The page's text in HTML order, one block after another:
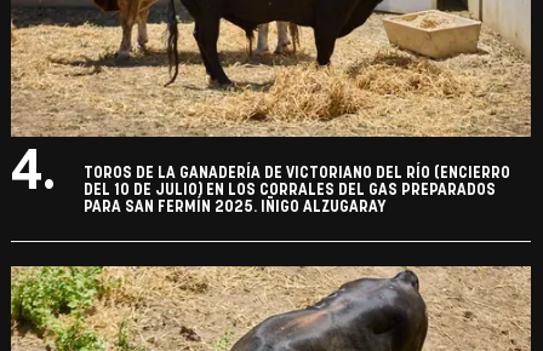
4.
TOROS DE LA GANADERÍA DE VICTORIANO DEL RÍO (ENCIERRO
DEL 10 DE JULIO) EN LOS CORRALES DEL GAS PREPARADOS
PARA SAN FERMÍN 2025. IÑIGO ALZUGARAY